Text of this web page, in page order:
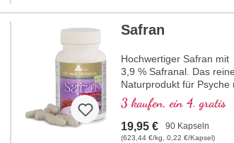
Safran
Hochwertiger Safran mit
3,9 % Safranal. Das reine
Naturprodukt für Psyche
Nerven
1
.3 kaufen, ein 4. gratis
19,95 € 90 Kapseln
(623,44 €/kg, 0,22 €/Kapsel)